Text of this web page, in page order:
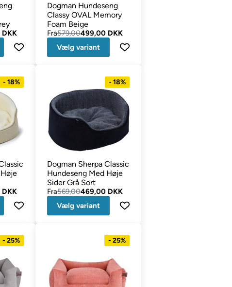
Dogman Hundeseng
Classy OVAL Memory
Foam Beige
Fra579,00499,00 DKK
Vælg variant
- 18% - 18%
Dogman Sherpa Classic
Hundeseng Med Høje
Sider Grå Sort
Fra569,00469,00 DKK
Vælg variant
- 25% - 25%